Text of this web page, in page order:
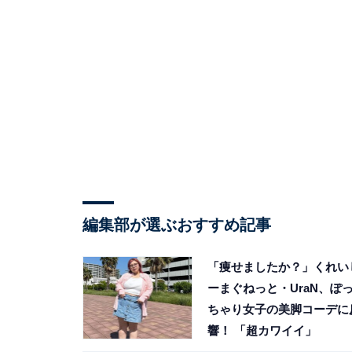
編集部が選ぶおすすめ記事
「痩せましたか？」くれい
ーまぐねっと・UraN、ぽっ
ちゃり女子の美脚コーデに
響！ 「超カワイイ」